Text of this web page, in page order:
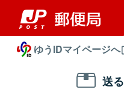
ゆうIDマイページへ
送る